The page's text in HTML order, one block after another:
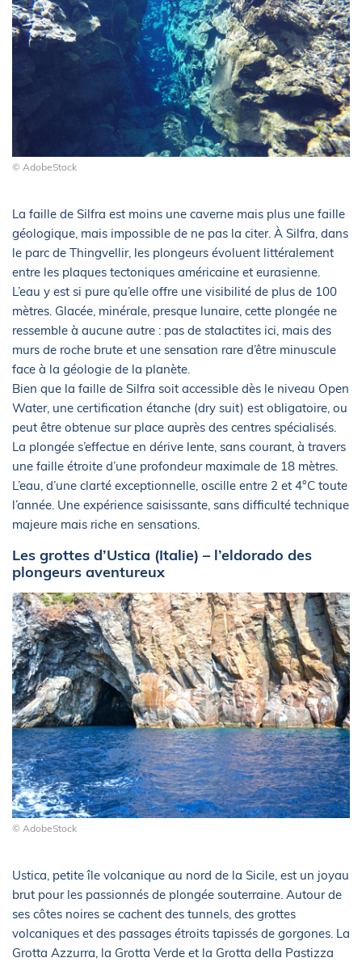
© AdobeStock
La faille de Silfra est moins une caverne mais plus une faille
géologique, mais impossible de ne pas la citer. À Silfra, dans
le parc de Thingvellir, les plongeurs évoluent littéralement
entre les plaques tectoniques américaine et eurasienne.
L’eau y est si pure qu’elle offre une visibilité de plus de 100
mètres. Glacée, minérale, presque lunaire, cette plongée ne
ressemble à aucune autre : pas de stalactites ici, mais des
murs de roche brute et une sensation rare d’être minuscule
face à la géologie de la planète.
Bien que la faille de Silfra soit accessible dès le niveau Open
Water, une certification étanche (dry suit) est obligatoire, ou
peut être obtenue sur place auprès des centres spécialisés.
La plongée s’effectue en dérive lente, sans courant, à travers
une faille étroite d’une profondeur maximale de 18 mètres.
L’eau, d’une clarté exceptionnelle, oscille entre 2 et 4°C toute
l’année. Une expérience saisissante, sans difficulté technique
majeure mais riche en sensations.
Les grottes d’Ustica (Italie) – l’eldorado des
plongeurs aventureux
© AdobeStock
Ustica, petite île volcanique au nord de la Sicile, est un joyau
brut pour les passionnés de plongée souterraine. Autour de
ses côtes noires se cachent des tunnels, des grottes
volcaniques et des passages étroits tapissés de gorgones. La
Grotta Azzurra, la Grotta Verde et la Grotta della Pastizza